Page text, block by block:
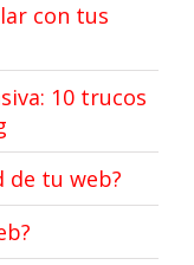
con tus
10 trucos
de tu web?